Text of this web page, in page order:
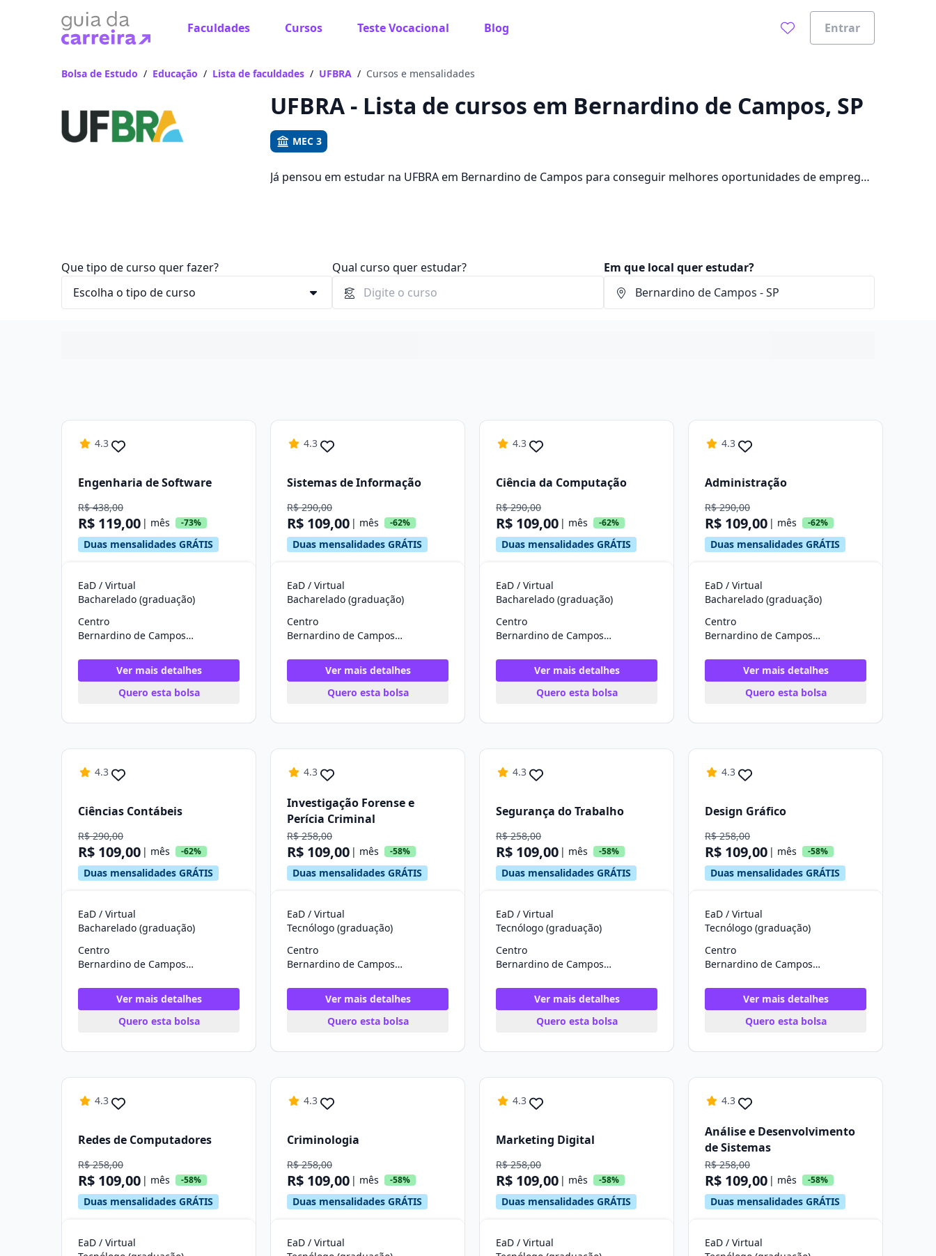
Faculdades Cursos Teste Vocacional Blog Entrar
Vamos te guiar no caminho ideal para seus estudos
Bolsa de Estudo / Educação / Lista de faculdades / UFBRA / Cursos e mensalidades
UFBRA - Lista de cursos em Bernardino de Campos, SP
MEC 3
Já pensou em estudar na UFBRA em Bernardino de Campos para conseguir melhores oportunidades de emprego?
Que tipo de curso quer fazer? Qual curso quer estudar? Em que local quer estudar?
4.3
Engenharia de Software
R$ 438,00
R$ 119,00 | mês -73%
Duas mensalidades GRÁTIS
EaD / Virtual
Bacharelado (graduação)
Centro
Bernardino de Campos/SP
Ver mais detalhes
Quero esta bolsa
4.3
Sistemas de Informação
R$ 290,00
R$ 109,00 | mês -62%
Duas mensalidades GRÁTIS
EaD / Virtual
Bacharelado (graduação)
Centro
Bernardino de Campos/SP
Ver mais detalhes
Quero esta bolsa
4.3
Ciência da Computação
R$ 290,00
R$ 109,00 | mês -62%
Duas mensalidades GRÁTIS
EaD / Virtual
Bacharelado (graduação)
Centro
Bernardino de Campos/SP
Ver mais detalhes
Quero esta bolsa
4.3
Administração
R$ 290,00
R$ 109,00 | mês -62%
Duas mensalidades GRÁTIS
EaD / Virtual
Bacharelado (graduação)
Centro
Bernardino de Campos/SP
Ver mais detalhes
Quero esta bolsa
4.3
Ciências Contábeis
R$ 290,00
R$ 109,00 | mês -62%
Duas mensalidades GRÁTIS
EaD / Virtual
Bacharelado (graduação)
Centro
Bernardino de Campos/SP
Ver mais detalhes
Quero esta bolsa
4.3
Investigação Forense e
Perícia Criminal
R$ 258,00
R$ 109,00 | mês -58%
Duas mensalidades GRÁTIS
EaD / Virtual
Tecnólogo (graduação)
Centro
Bernardino de Campos/SP
Ver mais detalhes
Quero esta bolsa
4.3
Segurança do Trabalho
R$ 258,00
R$ 109,00 | mês -58%
Duas mensalidades GRÁTIS
EaD / Virtual
Tecnólogo (graduação)
Centro
Bernardino de Campos/SP
Ver mais detalhes
Quero esta bolsa
4.3
Design Gráfico
R$ 258,00
R$ 109,00 | mês -58%
Duas mensalidades GRÁTIS
EaD / Virtual
Tecnólogo (graduação)
Centro
Bernardino de Campos/SP
Ver mais detalhes
Quero esta bolsa
4.3
Redes de Computadores
R$ 258,00
R$ 109,00 | mês -58%
Duas mensalidades GRÁTIS
EaD / Virtual
4.3
Criminologia
R$ 258,00
R$ 109,00 | mês -58%
Duas mensalidades GRÁTIS
EaD / Virtual
4.3
Marketing Digital
R$ 258,00
R$ 109,00 | mês -58%
Duas mensalidades GRÁTIS
EaD / Virtual
4.3
Análise e Desenvolvimento
de Sistemas
R$ 258,00
R$ 109,00 | mês -58%
Duas mensalidades GRÁTIS
EaD / Virtual